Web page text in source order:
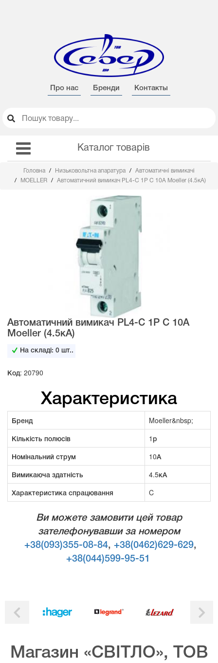
Про нас Бренди Контакты
Каталог товарів
Головна Низьковольтна апаратура
Автоматичні вимикачі
MOELLER
Автоматичний вимикач PL4-C 1Р C 10А Moeller (4.5кА)
Автоматичний вимикач PL4-C 1Р C 10А
Moeller (4.5кА)
На складі:0 шт..
Код: 20790
Характеристика
Бренд
Moeller&nbsp;
Кількість полюсів
1р
Номінальний струм
10А
Вимикаюча здатність
4.5кА
Характеристика спрацювання
C
Ви можете замовити цей товар
зателефонувавши за номером
+38(093)355-08-84, +38(0462)629-629,
+38(044)599-95-51
Магазин «СВІТЛО», ТОВ